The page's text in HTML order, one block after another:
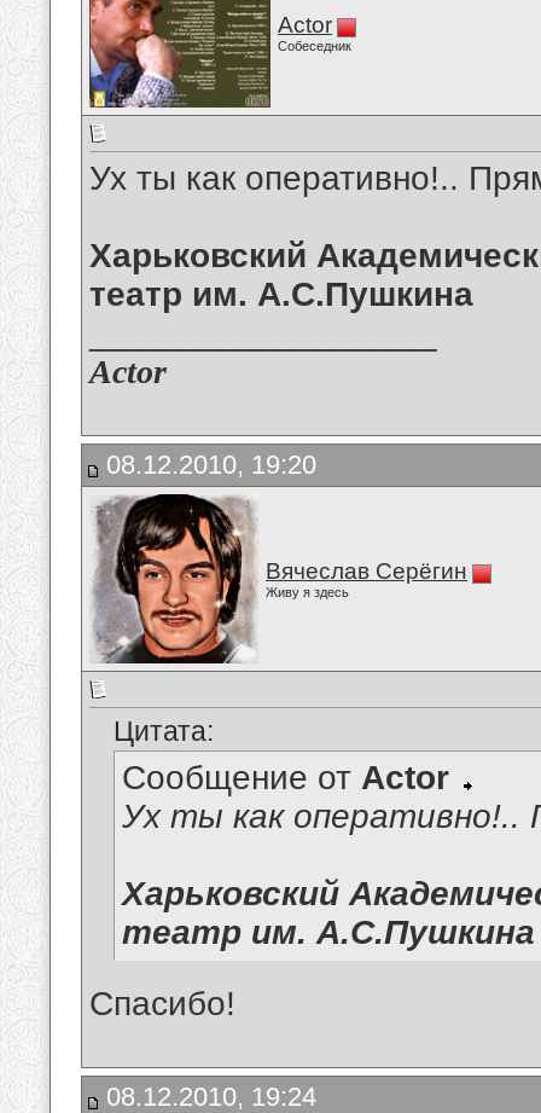
Actor
Собеседник
Ух ты как оперативно!..
Харьковский
театр им. А.С.Пушкина
Actor
08.12.2010, 19:20
Вячеслав Серёгин
Живу я здесь
Цитата:
Сообщение от Actor
Ух ты как оперативно!..
Харьковский
театр им. А.С.Пушкина
Спасибо!
08.12.2010, 19:24